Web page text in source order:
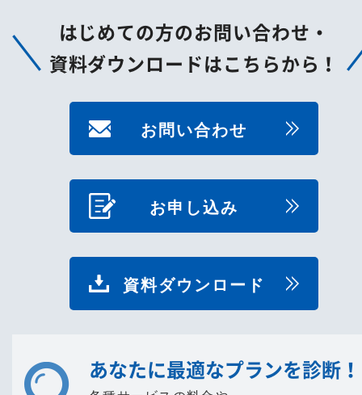
はじめての方のお問い合わせ・
資料ダウンロードはこちらから！
お問い合わせ
お申し込み
資料ダウンロード
あなたに最適なプランを診断！